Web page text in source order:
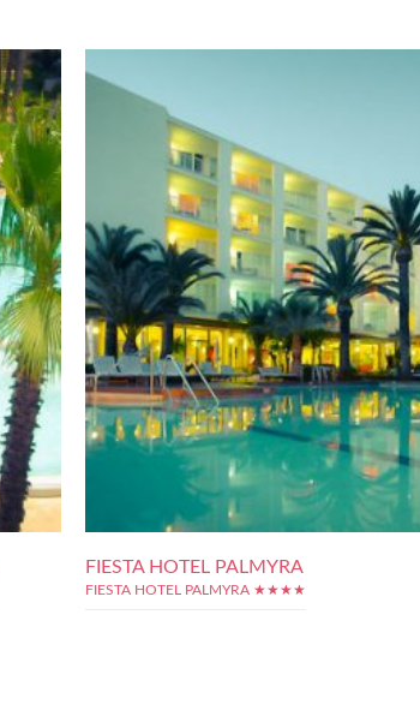
FIESTA HOTEL PALMYRA
FIESTA HOTEL PALMYRA ★★★★